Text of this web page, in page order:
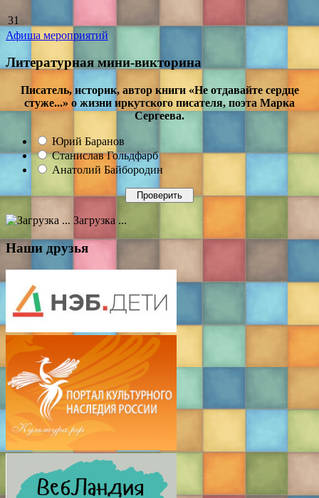
31
Афиша мероприятий
Литературная мини-викторина
Писатель, историк, автор книги «Не отдавайте сердце
стуже...» о жизни иркутского писателя, поэта Марка
Сергеева.
Юрий Баранов
Станислав Гольдфарб
Анатолий Байбородин
Загрузка ...
Наши друзья